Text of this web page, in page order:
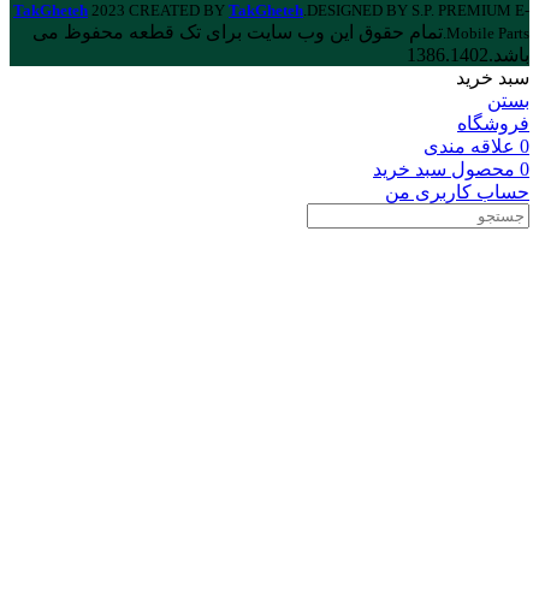
TakGheteh 2023 CREATED BY TakGheteh.DESIGNED BY S.P. PREMIUM E-
Mobile Parts. تمام حقوق این وب سایت برای تک قطعه محفوظ می
باشد.1386.1402
سبد خرید
بستن
فروشگاه
0 علاقه مندی
0 محصول سبد خرید
حساب کاربری من